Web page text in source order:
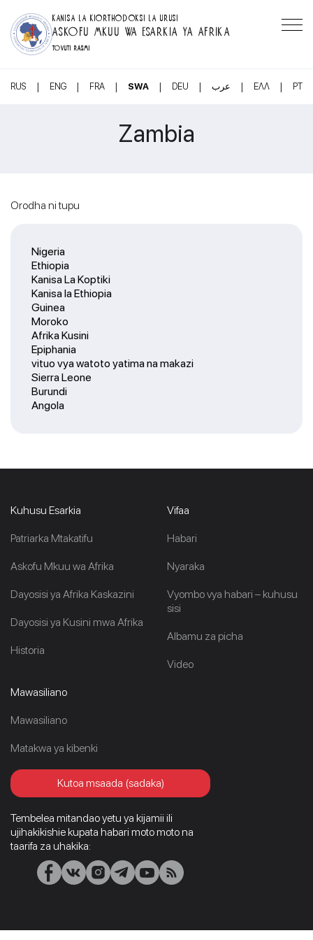
KANISA LA KIORTHODOKSI LA URUSI
ASKOFU MKUU WA ESARKIA YA AFRIKA
TOVUTI RASMI
RUS | ENG | FRA | SWA | DEU | عرب | ΕΛΛ | PT
Zambia
Nigeria
Ethiopia
Kanisa La Koptiki
Kanisa la Ethiopia
Guinea
Moroko
Afrika Kusini
Epiphania
vituo vya watoto yatima na makazi
Sierra Leone
Burundi
Angola
Orodha ni tupu
Kuhusu Esarkia
Patriarka Mtakatifu
Askofu Mkuu wa Afrika
Dayosisi ya Afrika Kaskazini
Dayosisi ya Kusini mwa Afrika
Historia
Vifaa
Habari
Nyaraka
Vyombo vya habari – kuhusu
sisi
Albamu za picha
Video
Mawasiliano
Mawasiliano
Matakwa ya kibenki
Kutoa msaada (sadaka)
Tembelea mitandao yetu ya kijamii ili
ujihakikishie kupata habari moto moto na
taarifa za uhakika: